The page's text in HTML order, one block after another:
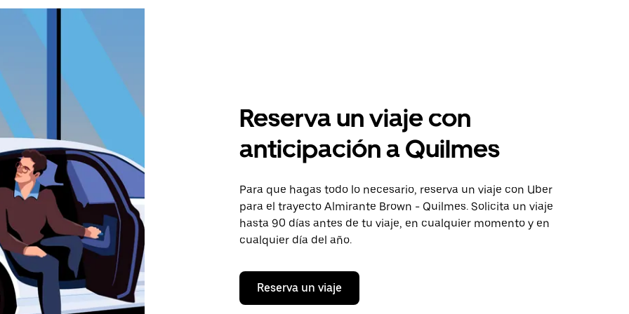
Reserva un viaje con
anticipación a Quilmes
Para que hagas todo lo necesario, reserva un viaje con Uber
para el trayecto Almirante Brown - Quilmes. Solicita un viaje
hasta 90 días antes de tu viaje, en cualquier momento y en
cualquier día del año.
Reserva un viaje